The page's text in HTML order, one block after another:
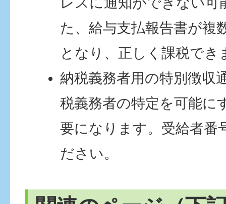
た、給与支払報告書が複
となり、正しく課税でき
納税義務者用の特別徴収
税義務者の特定を可能に
要になります。受給者番
ださい。